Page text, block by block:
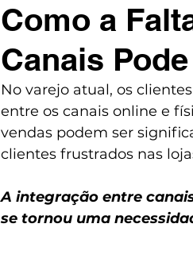
Como a
Canais
No varejo atual, os
entre os canais online e
vendas podem ser
clientes frustrados nas
A integração entre
se tornou uma